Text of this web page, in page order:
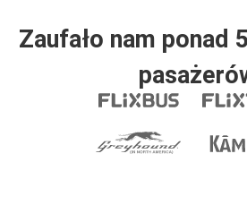
Zaufało nam ponad